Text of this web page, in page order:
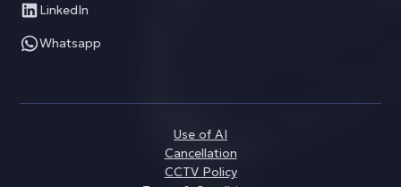
LinkedIn
Whatsapp
Use of AI
Cancellation
CCTV Policy